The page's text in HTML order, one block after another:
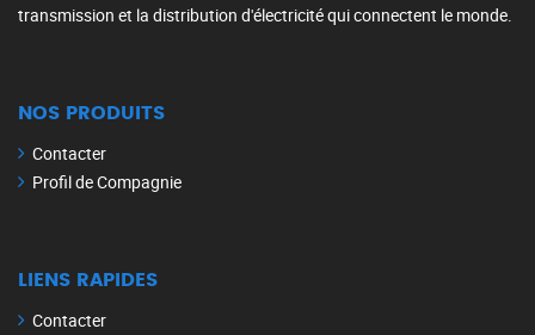
transmission et la distribution d'électricité qui connectent le monde.
NOS PRODUITS
Contacter
Profil de Compagnie
LIENS RAPIDES
Contacter